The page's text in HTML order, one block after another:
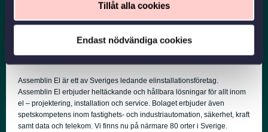
Tillåt alla cookies
Endast nödvändiga cookies
Assemblin El är ett av Sveriges ledande elinstallationsföretag.
Assemblin El erbjuder heltäckande och hållbara lösningar för allt inom
el – projektering, installation och service. Bolaget erbjuder även
spetskompetens inom fastighets- och industriautomation, säkerhet, kraft
samt data och telekom. Vi finns nu på närmare 80 orter i Sverige.